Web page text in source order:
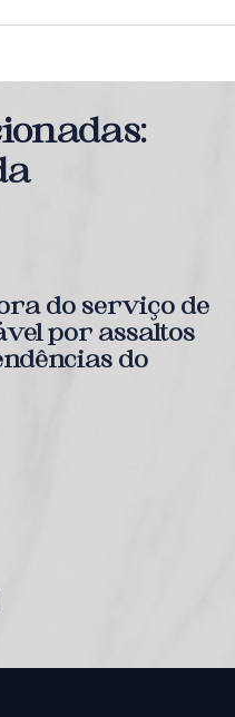
do serviço de
por assaltos
do